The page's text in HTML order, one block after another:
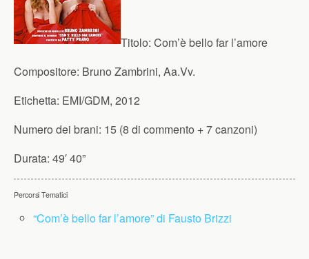
Titolo: Com’è bello far l’amore
Compositore: Bruno Zambrini, Aa.Vv.
Etichetta: EMI/GDM, 2012
Numero dei brani: 15 (8 di commento + 7 canzoni)
Durata: 49′ 40”
Percorsi Tematici
“Com’è bello far l’amore” di Fausto Brizzi